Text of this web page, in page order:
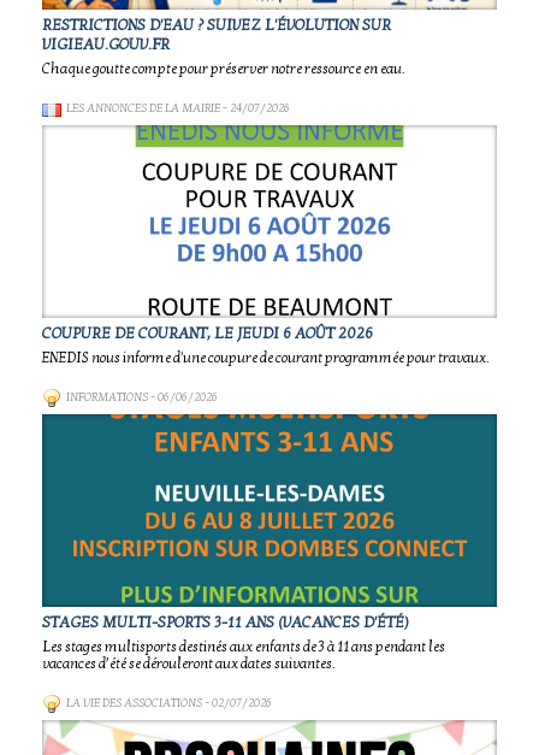
RESTRICTIONS D'EAU ? SUIVEZ L'ÉVOLUTION SUR
VIGIEAU.GOUV.FR
Chaque goutte compte pour préserver notre ressource en eau.
LES ANNONCES DE LA MAIRIE- 24/07/2026
COUPURE DE COURANT, LE JEUDI 6 AOÛT 2026
ENEDIS nous informe d'une coupure de courant programmée pour travaux.
INFORMATIONS- 06/06/2026
STAGES MULTI-SPORTS 3-11 ANS (VACANCES D'ÉTÉ)
Les stages multisports destinés aux enfants de 3 à 11 ans pendant les
vacances d’été se dérouleront aux dates suivantes.
LA VIE DES ASSOCIATIONS- 02/07/2026